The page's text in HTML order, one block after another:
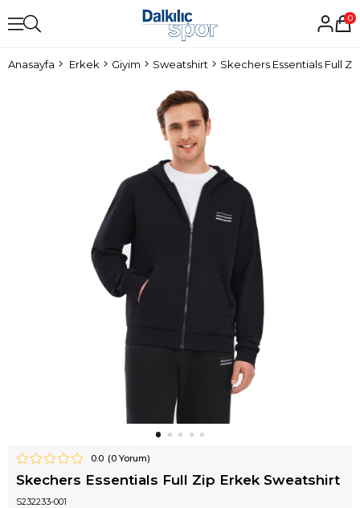
0
Anasayfa Erkek Giyim Sweatshirt Skechers Essentials Full
0.0 (0Yorum)
Skechers Essentials Full Zip Erkek Sweatshirt
S232233-001